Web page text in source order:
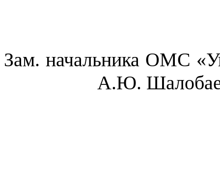
Зам. начальника ОМС
А.Ю.